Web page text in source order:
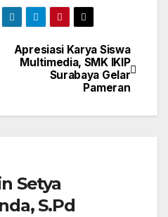
Apresiasi Karya Siswa
Multimedia, SMK IKIP
Surabaya Gelar
Pameran
Setya
S.Pd